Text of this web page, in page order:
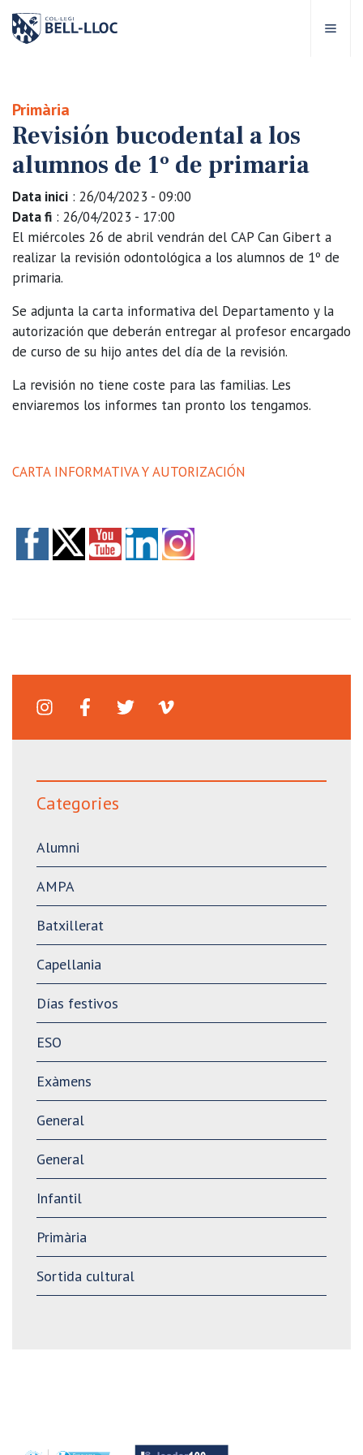
Bell-lloc
Educativo
educativas
Escolares
Bell-lloc
Primària
Revisión bucodental a los
alumnos de 1º de primaria
Data inici : 26/04/2023 - 09:00
Data fi : 26/04/2023 - 17:00
El miércoles 26 de abril vendrán del CAP Can Gibert a
realizar la revisión odontológica a los alumnos de 1º de
primaria.
Se adjunta la carta informativa del Departamento y la
autorización que deberán entregar al profesor encargado
de curso de su hijo antes del día de la revisión.
La revisión no tiene coste para las familias. Les
enviaremos los informes tan pronto los tengamos.
CARTA INFORMATIVA Y AUTORIZACIÓN
Categories
Alumni
AMPA
Batxillerat
Capellania
Días festivos
ESO
Exàmens
General
General
Infantil
Primària
Sortida cultural